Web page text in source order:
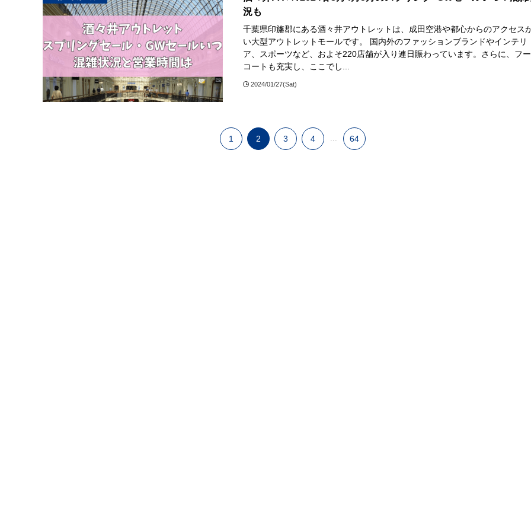
況も
千葉県印旛郡にある酒々井アウトレットは、成田空港や都心からのアクセス
い大型アウトレットモールです。 国内外のファッションブランドやインテリ
ア、スポーツなど、およそ220店舗が入り連日賑わっています。さらに、フ
コートも充実し、ここでし...
2024/01/27(Sat)
1 2 3 4 ... 64